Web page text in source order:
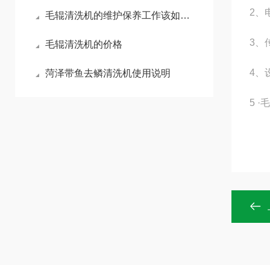
毛辊清洗机的维护保养工作该如何展开呢？
毛辊清洗机的价格
菏泽带鱼去鳞清洗机使用说明
2、
3、
4、
5 ·